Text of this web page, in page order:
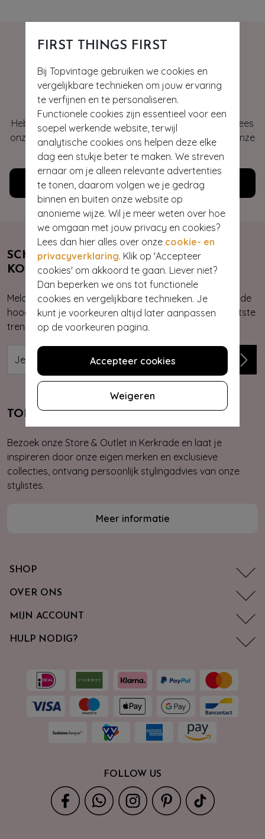
FIRST THINGS FIRST
Bij Topvintage gebruiken we cookies en
vergelijkbare technieken om jouw ervaring
te verfijnen en te personaliseren.
Functionele cookies zijn essentieel voor een
soepel werkende website, terwijl
analytische cookies ons helpen deze elke
dag een stukje beter te maken. We streven
ernaar om je alleen relevante advertenties
te tonen, daarom volgen we je gedrag
binnen en buiten onze website op
anonieme wijze. Wil je meer weten over hoe
we omgaan met jouw privacy en cookies?
Lees dan hier alles over onze cookie- en
privacyverklaring. Klik op 'Accepteer
cookies' om akkoord te gaan. Liever niet?
Dan beperken we ons tot functionele
cookies en vergelijkbare technieken. Je
kunt je voorkeuren altijd later aanpassen
op de voorkeuren pagina.
Accepteer cookies
Weigeren
Hey gorgeous
Heb je vragen of heb je hulp nodig bij je bestelling? Lees
onze veelgestelde vragen of neem contact op met onze
klantenservice. Wij helpen je graag!
Klantenservice
SCHRIJF JE NU IN & ONTVANG 10%
KORTING
Meld je aan voor onze nieuwsbrief. Zo ben je altijd op de
hoogte van onze nieuwste & exclusieve collecties, laatste
trends, kortingsacties en giveaways.
TOPVINTAGE STORE & OUTLET
Bezoek onze Store & Outlet in Kerkrade en laat je
inspireren door onze eigen merken en exclusieve
collecties, ontvang persoonlijk stylingadvies van onze
stylistes.
Meer informatie
SHOP
OVER ONS
MIJN ACCOUNT
HULP NODIG?
FOLLOW US